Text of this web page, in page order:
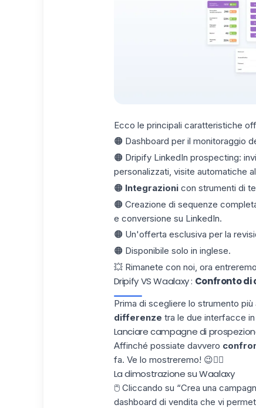
Ecco le principali caratteristiche
🟠 Dashboard per il monitoraggio
🟠 Dripify LinkedIn prospecting:
personalizzati, visite automatiche
🟠 Integrazionicon strumenti di
🟠 Creazione di sequenze
e conversione su LinkedIn.
🟠 Un'offerta esclusiva per la
🟠 Disponibile solo in inglese.
💥 Rimanete con noi, ora
Dripify VS Waalaxy : Confronto
Prima di scegliere lo strumento
differenze tra le due interfacce
Lanciare campagne di
Affinché possiate davvero
fa. Ve lo mostreremo! 😉👇🏼
La dimostrazione su Waalaxy
🖱️ Cliccando su “Crea una
dashboard di vendita che vi